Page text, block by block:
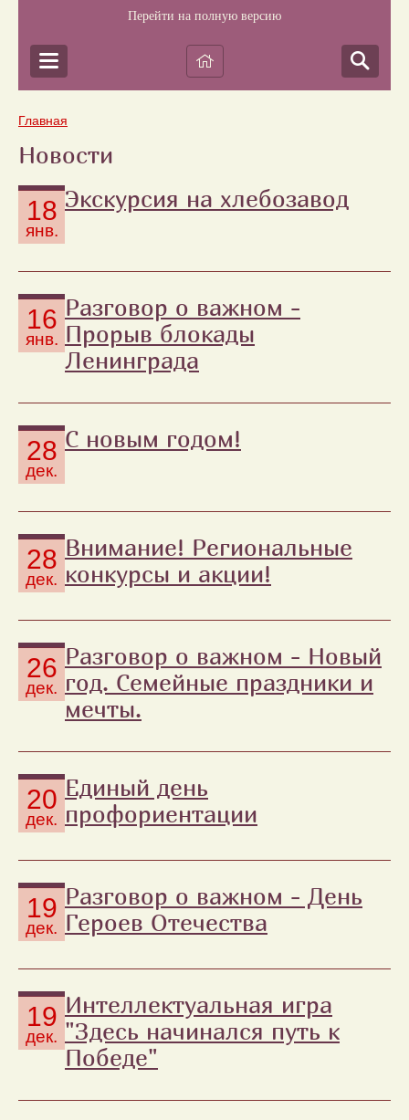
Перейти на полную версию
Главная
Новости
18
янв.
Экскурсия на хлебозавод
16
янв.
Разговор о важном -
Прорыв блокады
Ленинграда
28
дек.
С новым годом!
28
дек.
Внимание! Региональные
конкурсы и акции!
26
дек.
Разговор о важном - Новый
год. Семейные праздники и
мечты.
20
дек.
Единый день
профориентации
19
дек.
Разговор о важном - День
Героев Отечества
19
дек.
Интеллектуальная игра
"Здесь начинался путь к
Победе"